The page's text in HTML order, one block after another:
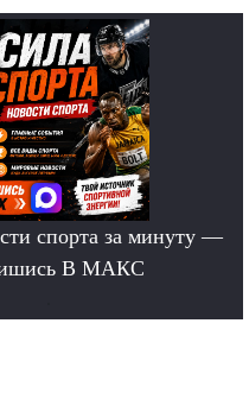
спорта за минуту —
В МАКС